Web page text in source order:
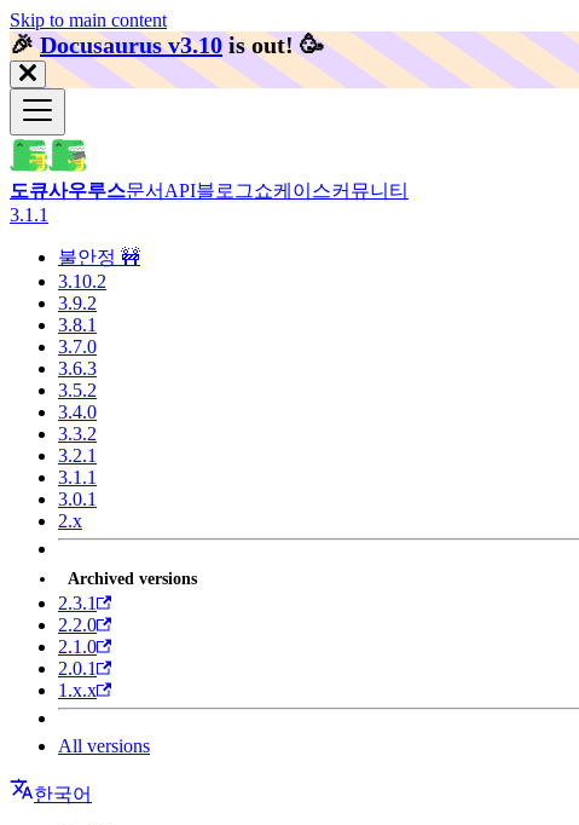
Skip to main content
🎉️Docusaurus v3.10 is out! 🥳️
도큐사우루스문서 API블로그쇼케이스커뮤니티
3.1.1
불안정 🚧
3.10.2
3.9.2
3.8.1
3.7.0
3.6.3
3.5.2
3.4.0
3.3.2
3.2.1
3.1.1
3.0.1
2.x
Archived versions
2.3.1
2.2.0
2.1.0
2.0.1
1.x.x
All versions
한국어